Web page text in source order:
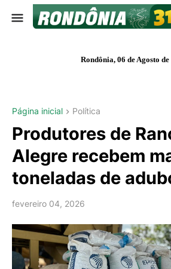
Rondônia, 06 de Agosto de
Página inicial Política
Produtores de
Alegre recebem
toneladas de
fevereiro 04, 2026